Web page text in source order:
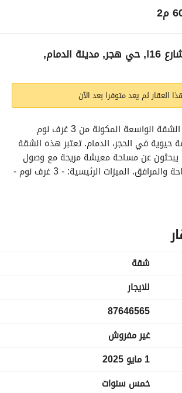
القريبةشقة للإيجار في شارع 16ا, حي هجر, مدينة الدمام,
العقار لم يعد متوفرا بعد الآن
شقة
للايجار
87646565
غير مفروش
1 مايو 2025
خمس سنوات